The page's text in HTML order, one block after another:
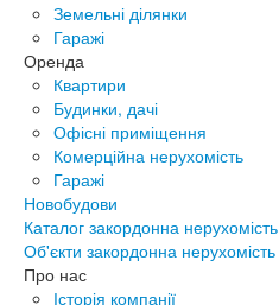
Земельні ділянки
Гаражі
Оренда
Квартири
Будинки, дачі
Офісні приміщення
Комерційна нерухомість
Гаражі
Новобудови
Каталог закордонна нерухомість
Об'єкти закордонна нерухомість
Про нас
Історія компанії